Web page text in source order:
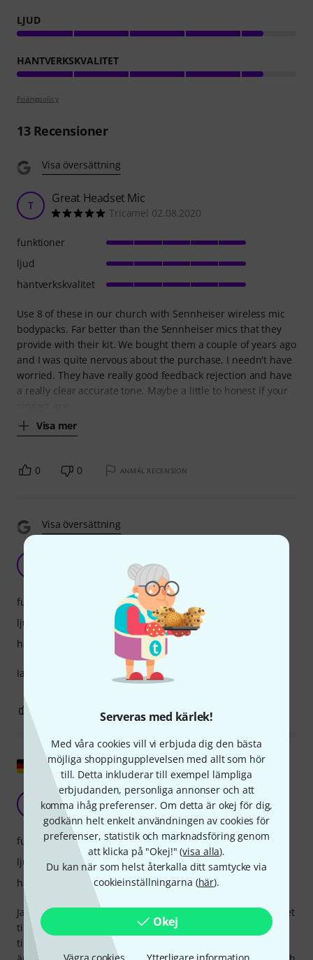
Serveras med kärlek!
Med våra cookies vill vi erbjuda dig den bästa
möjliga shoppingupplevelsen med allt som hör
till. Detta inkluderar till exempel lämpliga
erbjudanden, personliga annonser och att
komma ihåg preferenser. Om detta är okej för dig,
godkänn helt enkelt användningen av cookies för
preferenser, statistik och marknadsföring genom
att klicka på "Okej!" (visa alla).
Du kan när som helst återkalla ditt samtycke via
cookieinställningarna (här).
Okej
Vägra cookies Ytterligare information
LJUD
HANTVERKSKVALITET
Poängpolicy
13Recensioner
Visa översättning
T Great Headset Mic
Tricamel 02.08.2020
Use 8 of these in our church with Sennheiser wireless mic
bodypacks. Far better than the Sennheiser mics that they
provide with their kit. We bought them a couple of years ago
and I was quite nervous about the purchase, I needn't have
worried. They have really good feedback rejection and have
a really clear accurate tone. Maybe a little to honest if your
Visa mer
funktioner
ljud
hantverkskvalitet
0 0 ANMÄL RECENSION
Visa översättning
Vanakoll 03.12.2023
Iam very satisfied. Very easy to use and suits with head.
funktioner
ljud
hantverkskvalitet
Visa original
Fitnessmikrofon!
Jorrit B. 16.10.2009
Jag har för närvarande levererat tre Intricon HT 747-headset
till en idrottsskola. De använder dem varje dag, i flera
timmar åt gången. Tack vare det vattentäta mikrofonhöljet
funktioner
ljud
hantverkskvalitet